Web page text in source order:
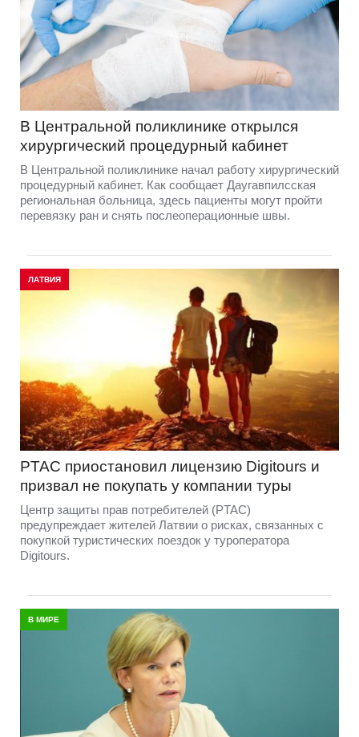
В Центральной поликлинике открылся
хирургический процедурный кабинет
В Центральной поликлинике начал работу хирургический
процедурный кабинет. Как сообщает Даугавпилсская
региональная больница, здесь пациенты могут пройти
перевязку ран и снять послеоперационные швы.
ЛАТВИЯ
PTAC приостановил лицензию Digitours и
призвал не покупать у компании туры
Центр защиты прав потребителей (PTAC)
предупреждает жителей Латвии о рисках, связанных с
покупкой туристических поездок у туроператора
Digitours.
В МИРЕ